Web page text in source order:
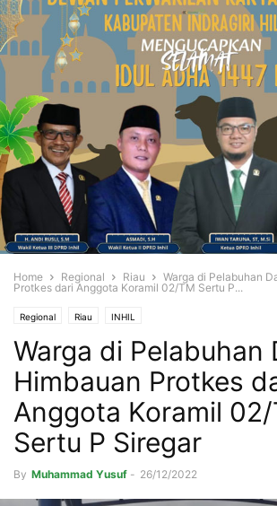
Home Regional Riau
Warga di Pelabuhan
Protkes dari Anggota Koramil 02/TM Sertu P...
Regional Riau INHIL
Warga di Pelabuhan
Himbauan Protkes
Anggota Koramil 02/
Sertu P Siregar
By Muhammad Yusuf - 26/12/2022